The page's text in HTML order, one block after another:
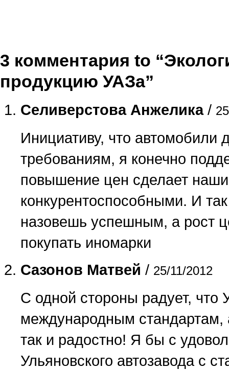
3 комментария to
продукцию УАЗа”
Селиверстова Анжелика/
Инициативу, что автомобили
требованиям, я конечно
повышение цен сделает
конкурентоспособными. И
назовешь успешным, а рост
покупать иномарки
Сазонов Матвей / 25/11/2012
С одной стороны радует, что
международным стандартам,
так и радостно! Я бы с
Ульяновского автозавода с